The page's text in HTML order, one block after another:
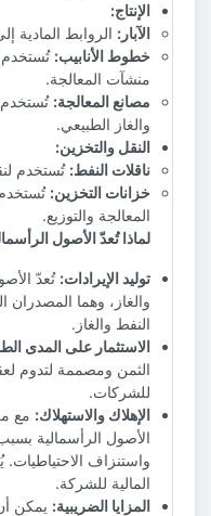
الإنتاج:
الآبار: الروابط المادية
خطوط الأنابيب: تُستخدم
منشآت المعالجة.
مصانع المعالجة: تُستخدم
والغاز الطبيعي.
النقل والتخزين:
ناقلات النفط: تُستخدم
خزانات التخزين:
المعالجة والتوزيع.
لماذا تُعدّ الأصول
توليد الإيرادات: تُعدّ
والغاز، وهما المصدران
النفط والغاز.
الاستثمار على المدى
الثمن ومصممة لتدوم
للشركات.
الإهلاك والاستهلاك: مع
الأصول الرأسمالية
واستنزاف الاحتياطيات.
المالية للشركة.
المزايا الضريبية: يمكن